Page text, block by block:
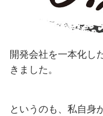
開発会社を一本化し
きました。
というのも、私自身